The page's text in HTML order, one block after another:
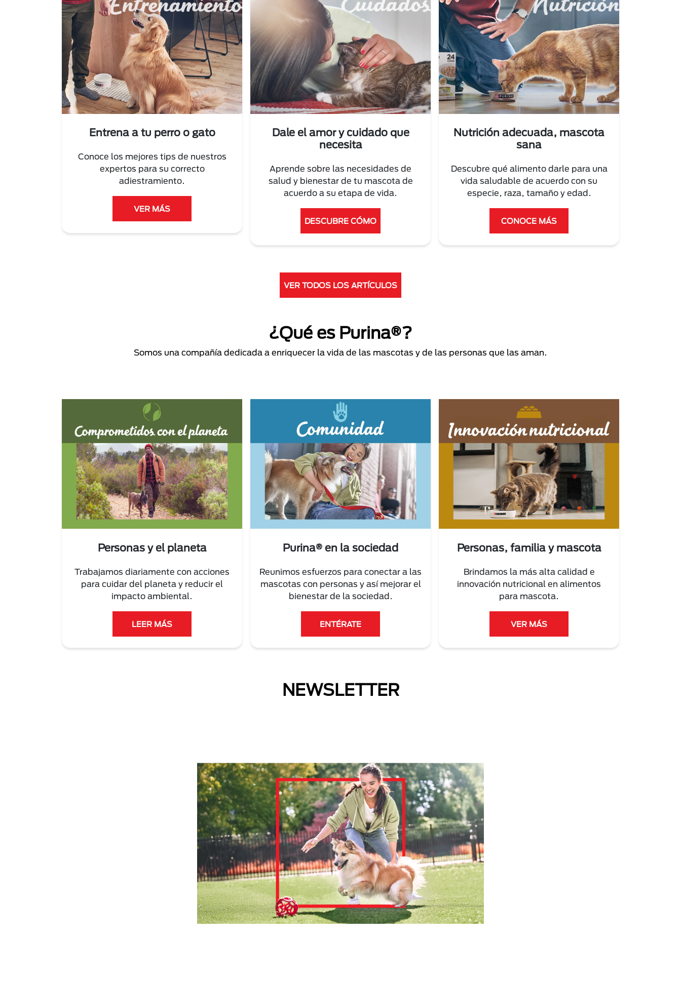
Entrena a tu perro o gato
Conoce los mejores tips de nuestros
expertos para su correcto
adiestramiento.
VER MÁS
Dale el amor y cuidado que
necesita
Aprende sobre las necesidades de
salud y bienestar de tu mascota de
acuerdo a su etapa de vida.
DESCUBRE CÓMO
Nutrición adecuada, mascota
sana
Descubre qué alimento darle para una
vida saludable de acuerdo con su
especie, raza, tamaño y edad.
CONOCE MÁS
VER TODOS LOS ARTÍCULOS
¿Qué es Purina®?
Somos una compañía dedicada a enriquecer la vida de las mascotas y de las personas que las aman.
Personas y el planeta
Trabajamos diariamente con acciones
para cuidar del planeta y reducir el
impacto ambiental.
LEER MÁS
Purina® en la sociedad
Reunimos esfuerzos para conectar a las
mascotas con personas y así mejorar el
bienestar de la sociedad.
ENTÉRATE
Personas, familia y mascota
Brindamos la más alta calidad e
innovación nutricional en alimentos
para mascota.
VER MÁS
NEWSLETTER